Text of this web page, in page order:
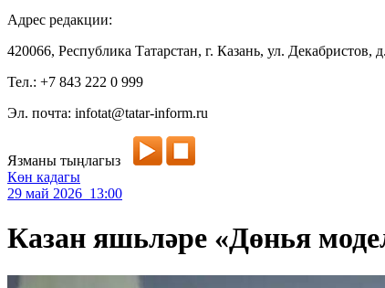
Адрес редакции:
420066, Республика Татарстан, г. Казань, ул. Декабристов,
Тел.: +7 843 222 0 999
Эл. почта: infotat@tatar-inform.ru
Язманы тыңлагыз
Көн кадагы
29 май 2026 13:00
Казан яшьләре «Дөнья